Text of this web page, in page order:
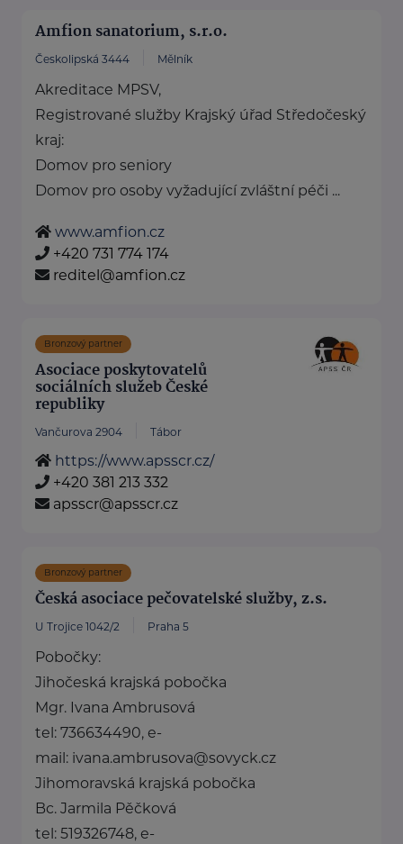
Amfion sanatorium, s.r.o.
Českolipská 3444 Mělník
Akreditace MPSV,
Registrované služby Krajský úřad Středočeský
kraj:
Domov pro seniory
Domov pro osoby vyžadující zvláštní péči ...
www.amfion.cz
+420 731 774 174
reditel@amfion.cz
Bronzový partner
Asociace poskytovatelů
sociálních služeb České
republiky
Vančurova 2904 Tábor
https://www.apsscr.cz/
+420 381 213 332
apsscr@apsscr.cz
Bronzový partner
Česká asociace pečovatelské služby, z.s.
U Trojice 1042/2 Praha 5
Pobočky:
Jihočeská krajská pobočka
Mgr. Ivana Ambrusová
tel: 736634490, e-
mail: ivana.ambrusova@sovyck.cz
Jihomoravská krajská pobočka
Bc. Jarmila Pěčková
tel: 519326748, e-